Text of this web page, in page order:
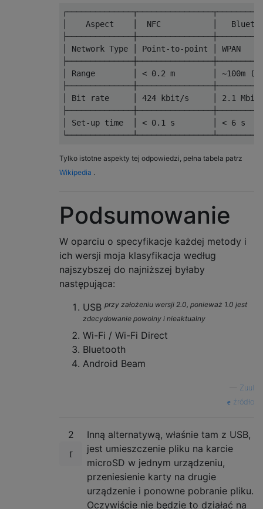
│    Aspect    │  NFC           │
│ Network Type │ Point-to-point │
│ Range        │ < 0.2 m        │ ~100m
│ Bit rate     │ 424 kbit/s     │ 2.1
│ Set-up time  │ < 0.1 s        │ < 6
Tylko istotne aspekty tej odpowiedzi, pełna tabela patrz
Wikipedia .
Podsumowanie
W oparciu o specyfikacje każdej metody i
ich wersji moja klasyfikacja według
najszybszej do najniższej byłaby
następująca:
USB przy założeniu wersji 2.0, ponieważ 1.0 jest
zdecydowanie powolny i nieaktualny
Wi-Fi / Wi-Fi Direct
Bluetooth
Android Beam
Zuul
źródło
2
Inną alternatywą, właśnie tam z USB,
jest umieszczenie pliku na karcie
microSD w jednym urządzeniu,
przeniesienie karty na drugie
urządzenie i ponowne pobranie pliku.
Oczywiście nie będzie to działać na